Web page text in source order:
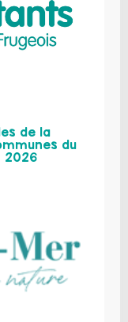
de la
du
2026